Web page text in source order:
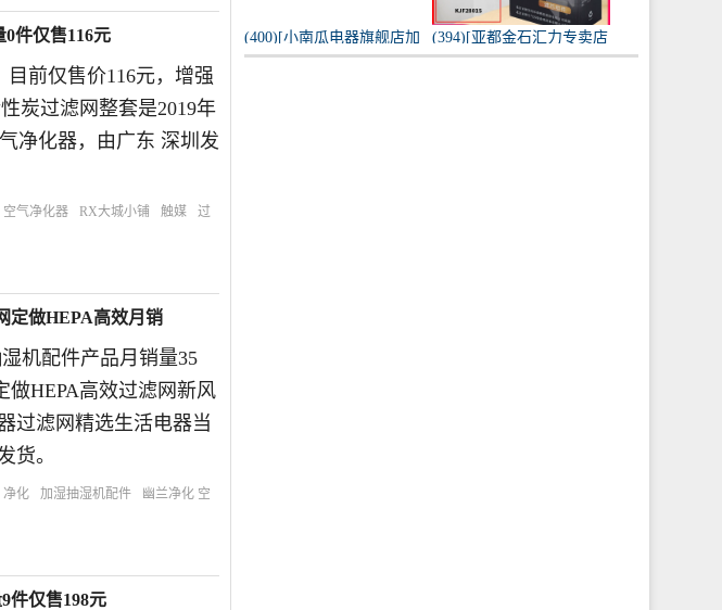
件仅售116元
前仅售价116元，增强
炭过滤网整套是2019年
净化器，由广东 深圳发
空气净化器 RX大城小铺 触媒
过
定做HEPA高效月销
机配件产品月销量35
做HEPA高效过滤网新风
过滤网精选生活电器当
货。
净化 加湿抽湿机配件
幽兰净化 空
件仅售198元
(400)[小南瓜电器旗舰店加
湿器]小南瓜加湿器家用静
(394)[亚都金石汇力专卖店
净化,加湿抽湿机配件]亚都